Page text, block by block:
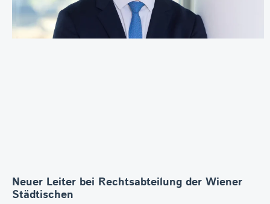
Neuer Leiter bei Rechtsabteilung der Wiener
Städtischen